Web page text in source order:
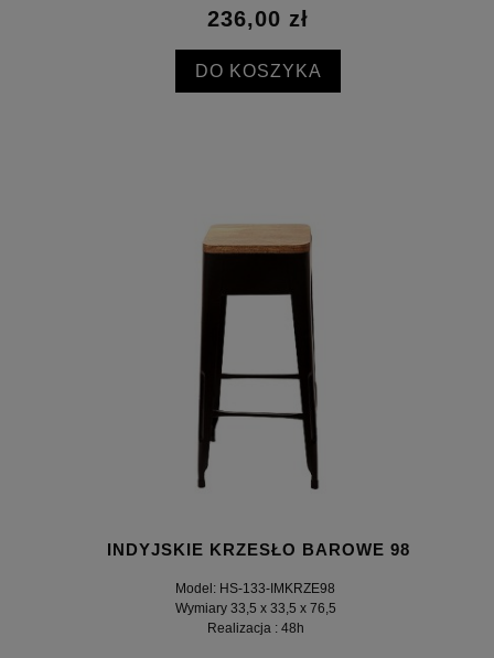
236,00 zł
DO KOSZYKA
INDYJSKIE KRZESŁO BAROWE 98
Model: HS-133-IMKRZE98
Wymiary 33,5 x 33,5 x 76,5
Realizacja : 48h